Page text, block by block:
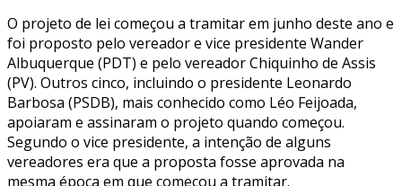
O projeto de lei começou a tramitar em junho deste ano e
foi proposto pelo vereador e vice presidente Wander
Albuquerque (PDT) e pelo vereador Chiquinho de Assis
(PV). Outros cinco, incluindo o presidente Leonardo
Barbosa (PSDB), mais conhecido como Léo Feijoada,
apoiaram e assinaram o projeto quando começou.
Segundo o vice presidente, a intenção de alguns
vereadores era que a proposta fosse aprovada na
mesma época em que começou a tramitar.